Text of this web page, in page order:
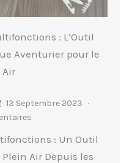
: L’Outil
Aventurier pour le
Air
13 Septembre 2023
: Un Outil
Air Depuis les